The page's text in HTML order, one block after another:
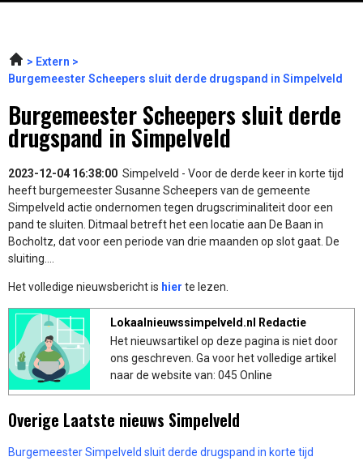
Extern
Burgemeester Scheepers sluit derde drugspand in Simpelveld
Burgemeester Scheepers sluit derde
drugspand in Simpelveld
2023-12-04 16:38:00 Simpelveld - Voor de derde keer in korte tijd
heeft burgemeester Susanne Scheepers van de gemeente
Simpelveld actie ondernomen tegen drugscriminaliteit door een
pand te sluiten. Ditmaal betreft het een locatie aan De Baan in
Bocholtz, dat voor een periode van drie maanden op slot gaat. De
sluiting....
Het volledige nieuwsbericht is hier te lezen.
Lokaalnieuwssimpelveld.nl Redactie
Het nieuwsartikel op deze pagina is niet door
ons geschreven. Ga voor het volledige artikel
naar de website van: 045 Online
Overige Laatste nieuws Simpelveld
Burgemeester Simpelveld sluit derde drugspand in korte tijd